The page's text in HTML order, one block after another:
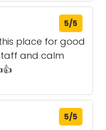
5/5
place for good
and calm
5/5